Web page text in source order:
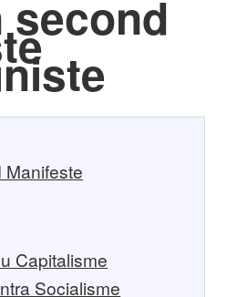
second
Capitalisme
Socialisme